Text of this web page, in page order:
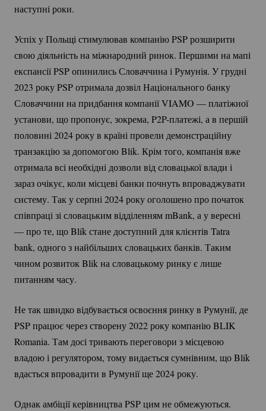
наступні роки.
Успіх у Польщі стимулював компанію PSP розширити
свою діяльність на міжнародний ринок. Першими на мапі
експансії PSP опинились Словаччина і Румунія. У грудні
2023 року PSP отримала дозвіл Національного банку
Словаччини на придбання компанії VIAMO — платіжної
установи, що пропонує, зокрема, P2P-платежі, а в першій
половині 2024 року в країні провели демонстраційну
транзакцію за допомогою Blik. Крім того, компанія вже
отримала всі необхідні дозволи від словацької влади і
зараз очікує, коли місцеві банки почнуть впроваджувати
систему. Так у серпні 2024 року оголошено про початок
співпраці зі словацьким відділенням mBank, а у вересні
— про те, що Blik стане доступний для клієнтів Tatra
bank, одного з найбільших словацьких банків. Таким
чином розвиток Blik на словацькому ринку є лише
питанням часу.
Не так швидко відбувається освоєння ринку в Румунії, де
PSP працює через створену 2022 року компанію BLIK
Romania. Там досі тривають переговори з місцевою
владою і регулятором, тому видається сумнівним, що Blik
вдасться впровадити в Румунії ще 2024 року.
Однак амбіції керівництва PSP цим не обмежуються.